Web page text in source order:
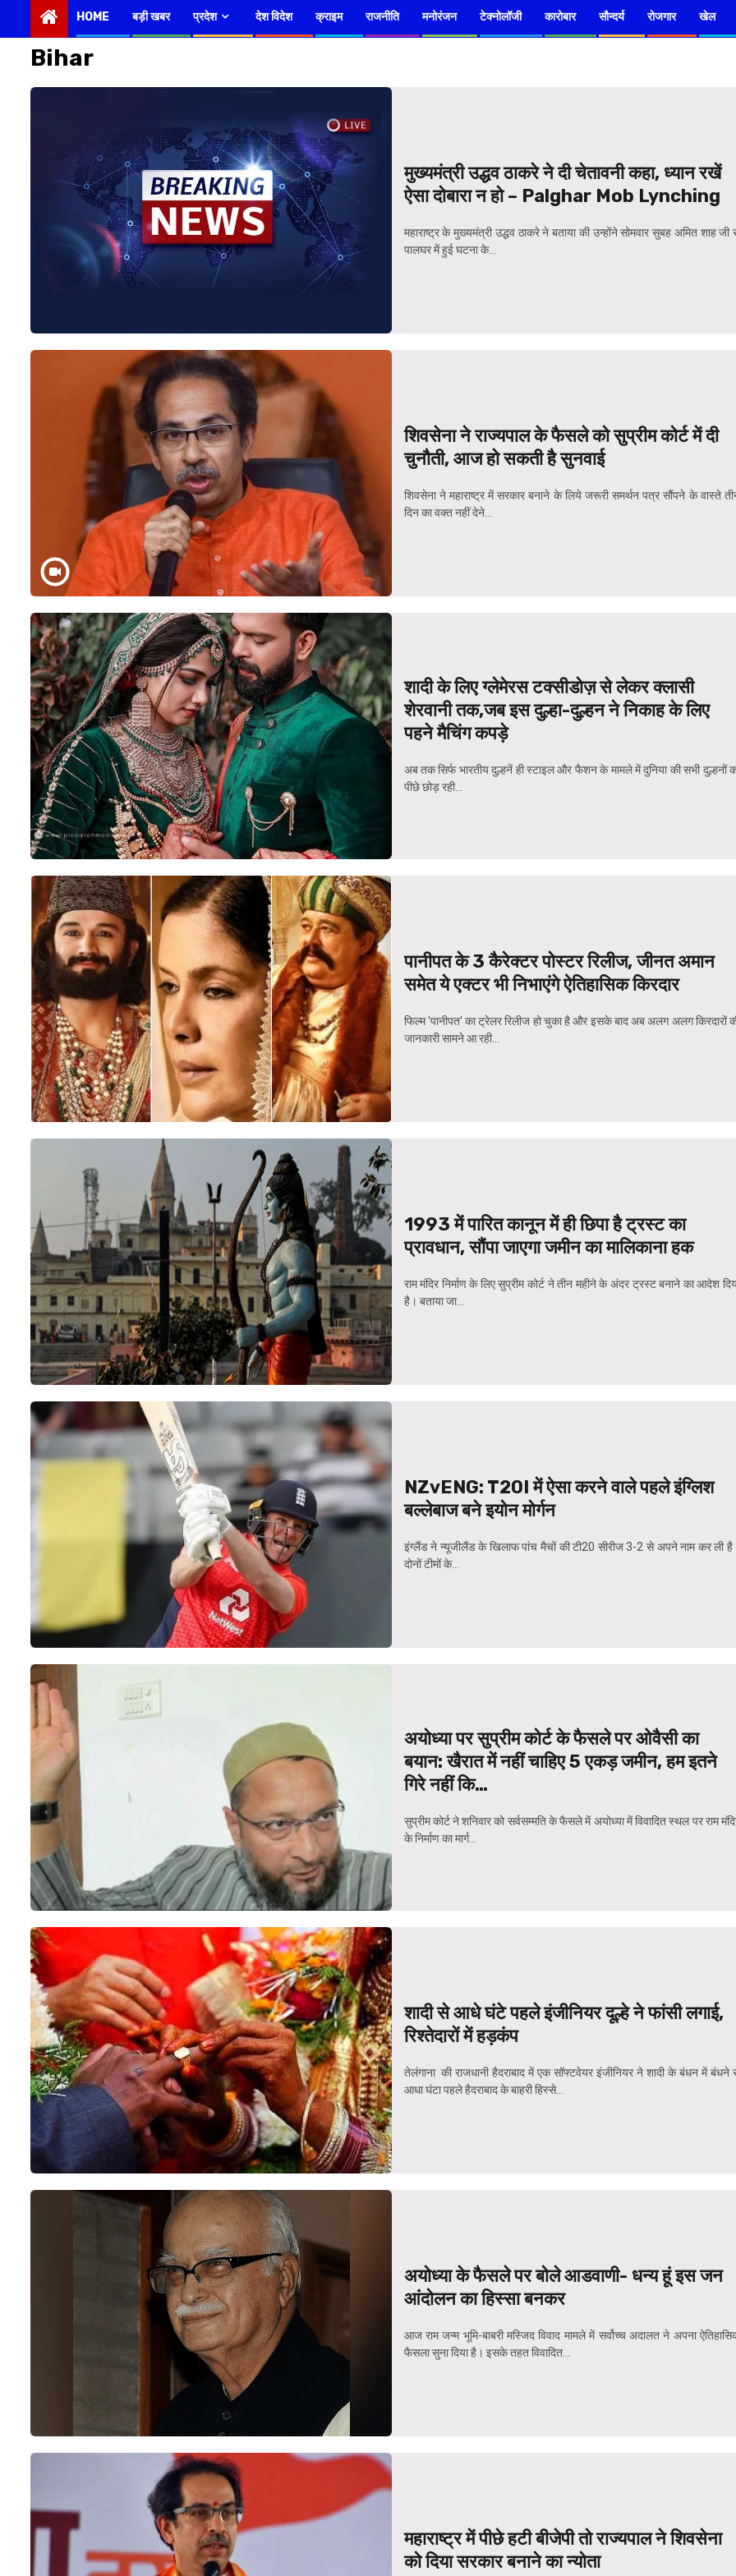
HOME बड़ी खबर प्रदेश देश विदेश क्राइम राजनीति मनोरंजन टेक्नोलॉजी कारोबार सौन्दर्य रोजगार खेल
Bihar
मुख्‍यमंत्री उद्धव ठाकरे ने दी चेतावनी कहा, ध्‍यान रखें
ऐसा दोबारा न हो – Palghar Mob Lynching
महाराष्ट्र के मुख्‍यमंत्री उद्धव ठाकरे ने बताया की उन्‍होंने सोमवार सुबह अमित शाह जी
पालघर में हुई घटना के...
शिवसेना ने राज्यपाल के फैसले को सुप्रीम कोर्ट में दी
चुनौती, आज हो सकती है सुनवाई
शिवसेना ने महाराष्ट्र में सरकार बनाने के लिये जरूरी समर्थन पत्र सौंपने के वास्ते
दिन का वक्त नहीं देने...
शादी के लिए ग्लेमेरस टक्सीडोज़ से लेकर क्लासी
शेरवानी तक,जब इस दुल्हा-दुल्हन ने निकाह के लिए
पहने मैचिंग कपड़े
अब तक सिर्फ भारतीय दुल्हनें ही स्टाइल और फैशन के मामले में दुनिया की सभी दुल्हनों
पीछे छोड़ रही...
पानीपत के 3 कैरेक्टर पोस्टर रिलीज, जीनत अमान
समेत ये एक्टर भी निभाएंगे ऐतिहासिक किरदार
फिल्म 'पानीपत' का ट्रेलर रिलीज हो चुका है और इसके बाद अब अलग अलग किरदारों
जानकारी सामने आ रही...
1993 में पारित कानून में ही छिपा है ट्रस्ट का
प्रावधान, सौंपा जाएगा जमीन का मालिकाना हक
राम मंदिर निर्माण के लिए सुप्रीम कोर्ट ने तीन महीने के अंदर ट्रस्ट बनाने का आदेश
है। बताया जा...
NZvENG: T20I में ऐसा करने वाले पहले इंग्लिश
बल्लेबाज बने इयोन मोर्गन
इंग्लैंड ने न्यूजीलैंड के खिलाफ पांच मैचों की टी20 सीरीज 3-2 से अपने नाम कर ली
दोनों टीमों के...
अयोध्या पर सुप्रीम कोर्ट के फैसले पर ओवैसी का
बयान: खैरात में नहीं चाहिए 5 एकड़ जमीन, हम इतने
गिरे नहीं कि…
सुप्रीम कोर्ट ने शनिवार को सर्वसम्मति के फैसले में अयोध्या में विवादित स्थल पर राम
के निर्माण का मार्ग...
शादी से आधे घंटे पहले इंजीनियर दूल्हे ने फांसी लगाई,
रिश्तेदारों में हड़कंप
तेलंगाना की राजधानी हैदराबाद में एक सॉफ्टवेयर इंजीनियर ने शादी के बंधन में बंधने
आधा घंटा पहले हैदराबाद के बाहरी हिस्से...
अयोध्या के फैसले पर बोले आडवाणी- धन्य हूं इस जन
आंदोलन का हिस्सा बनकर
आज राम जन्म भूमि-बाबरी मस्जिद विवाद मामले में सर्वोच्च अदालत ने अपना
फैसला सुना दिया है। इसके तहत विवादित...
महाराष्ट्र में पीछे हटी बीजेपी तो राज्यपाल ने शिवसेना
को दिया सरकार बनाने का न्योता